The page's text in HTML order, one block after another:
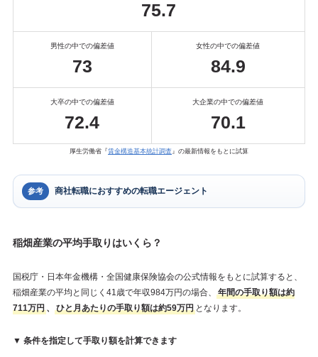
75.7
男性の中での偏差値
73
女性の中での偏差値
84.9
大卒の中での偏差値
72.4
大企業の中での偏差値
70.1
厚生労働省『賃金構造基本統計調査 』の最新情報をもとに試算
参考 商社転職におすすめの転職エージェント
稲畑産業の平均手取りはいくら？
国税庁・日本年金機構・全国健康保険協会の公式情報をもとに試算すると、
稲畑産業の平均と同じく41歳で年収984万円の場合、
年間の手取り額は約
711万円 、 ひと月あたりの手取り額は約59万円 となります。
▼ 条件を指定して手取り額を計算できます